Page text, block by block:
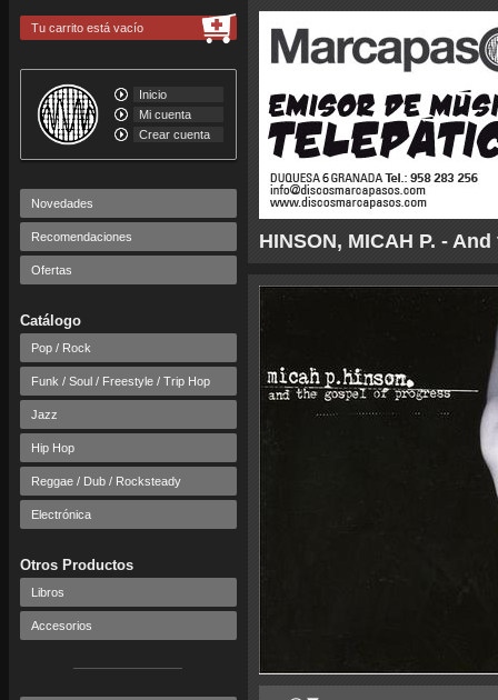
HINSON, MICAH P. -
Tu carrito está vacío
Inicio
Mi cuenta
Crear cuenta
Novedades
Recomendaciones
Ofertas
Catálogo
Pop / Rock
Funk / Soul / Freestyle / Trip Hop
Jazz
Hip Hop
Reggae / Dub / Rocksteady
Electrónica
Otros Productos
Libros
Accesorios